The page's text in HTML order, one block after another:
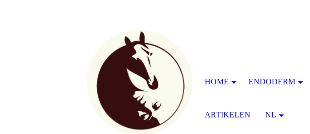
HOME ENDODERM
ARTIKELEN NL